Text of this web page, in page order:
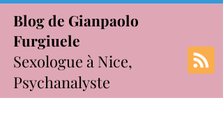
Blog de Gianpaolo
Furgiuele
Sexologue à Nice,
Psychanalyste